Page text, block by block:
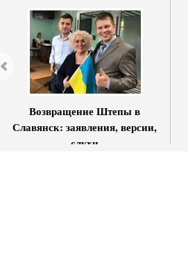
Возвращение Штепы в
Славянск: заявления, версии,
слухи